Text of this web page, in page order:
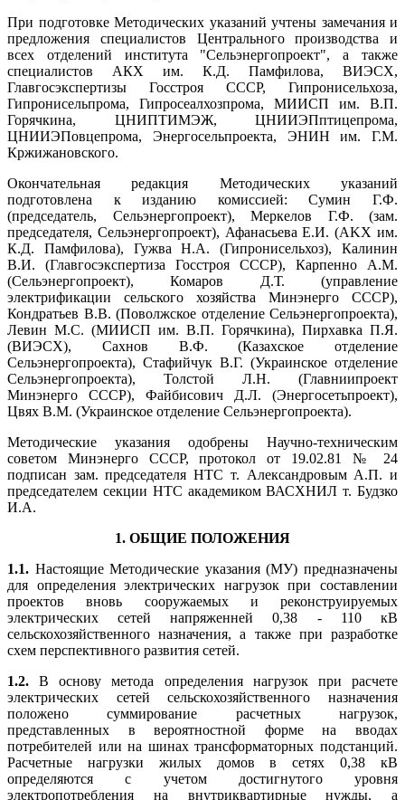
При подготовке Методических указаний учтены замечания и
предложения специалистов Центрального производства и
всех отделений института "Сельэнергопроект", а также
специалистов АКХ им. К.Д. Памфилова, ВИЭСХ,
Главгосэкспертизы Госстроя СССР, Гипронисельхоза,
Гипронисельпрома, Гипросеалхозпрома, МИИСП им. В.П.
Горячкина, ЦНИПТИМЭЖ, ЦНИИЭПптицепрома,
ЦНИИЭПовцепрома, Энергосельпроекта, ЭНИН им. Г.М.
Кржижановского.
Окончательная редакция Методических указаний
подготовлена к изданию комиссией: Сумин Г.Ф.
(председатель, Сельэнергопроект), Меркелов Г.Ф. (зам.
председателя, Сельэнергопроект), Афанасьева Е.И. (AKХ им.
К.Д. Памфилова), Гужва Н.А. (Гипронисельхоз), Калинин
В.И. (Главгосэкспертиза Госстроя СССР), Карпенно A.M.
(Сельэнергопроект), Комаров Д.Т. (управление
электрификации сельского хозяйства Минэнерго СССР),
Кондратьев В.В. (Поволжское отделение Сельэнергопроекта),
Левин М.С. (МИИСП им. В.П. Горячкина), Пирхавка П.Я.
(ВИЭСХ), Сахнов В.Ф. (Казахское отделение
Сельэнергопроекта), Стафийчук В.Г. (Украинское отделение
Сельэнергопроекта), Толстой Л.H. (Главниипроект
Минэнерго СССР), Файбисович Д.Л. (Энергосетьпроект),
Цвях B.М. (Украинское отделение Сельэнергопроекта).
Методические указания одобрены Научно-техническим
советом Минэнерго СССР, протокол от 19.02.81 № 24
подписан зам. председателя НТС т. Александровым А.П. и
председателем секции НТС академиком ВАСХНИЛ т. Будзко
И.А.
1. ОБЩИЕ ПОЛОЖЕНИЯ
1.1. Настоящие Методические указания (МУ) предназначены
для определения электрических нагрузок при составлении
проектов вновь сооружаемых и реконструируемых
электрических сетей напряженней 0,38 - 110 кВ
сельскохозяйственного назначения, а также при разработке
схем перспективного развития сетей.
1.2. В основу метода определения нагрузок при расчете
электрических сетей сельскохозяйственного назначения
положено суммирование расчетных нагрузок,
представленных в вероятностной форме на вводах
потребителей или на шинах трансформаторных подстанций.
Расчетные нагрузки жилых домов в сетях 0,38 кВ
определяются с учетом достигнутого уровня
электропотребления на внутриквартирные нужды, а